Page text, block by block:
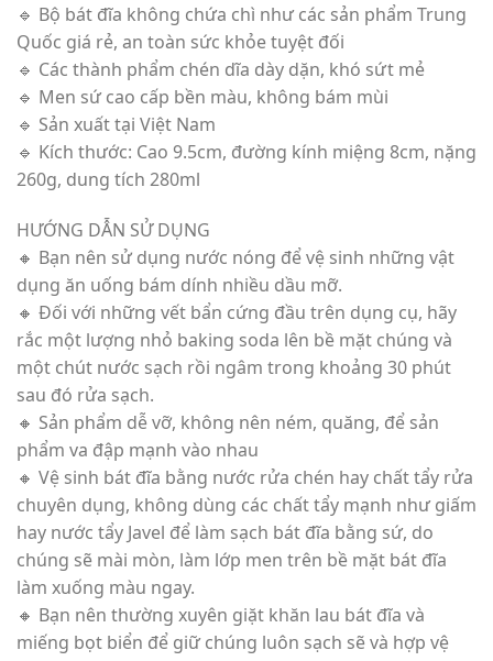
🔹 Bộ bát đĩa không chứa chì như các sản phẩm Trung
Quốc giá rẻ, an toàn sức khỏe tuyệt đối
🔹 Các thành phẩm chén dĩa dày dặn, khó sứt mẻ
🔹 Men sứ cao cấp bền màu, không bám mùi
🔹 Sản xuất tại Việt Nam
🔹 Kích thước: Cao 9.5cm, đường kính miệng 8cm, nặng
260g, dung tích 280ml
HƯỚNG DẪN SỬ DỤNG
🔸 Bạn nên sử dụng nước nóng để vệ sinh những vật
dụng ăn uống bám dính nhiều dầu mỡ.
🔸 Đối với những vết bẩn cứng đầu trên dụng cụ, hãy
rắc một lượng nhỏ baking soda lên bề mặt chúng và
một chút nước sạch rồi ngâm trong khoảng 30 phút
sau đó rửa sạch.
🔸 Sản phẩm dễ vỡ, không nên ném, quăng, để sản
phẩm va đập mạnh vào nhau
🔸 Vệ sinh bát đĩa bằng nước rửa chén hay chất tẩy rửa
chuyên dụng, không dùng các chất tẩy mạnh như giấm
hay nước tẩy Javel để làm sạch bát đĩa bằng sứ, do
chúng sẽ mài mòn, làm lớp men trên bề mặt bát đĩa
làm xuống màu ngay.
🔸 Bạn nên thường xuyên giặt khăn lau bát đĩa và
miếng bọt biển để giữ chúng luôn sạch sẽ và hợp vệ